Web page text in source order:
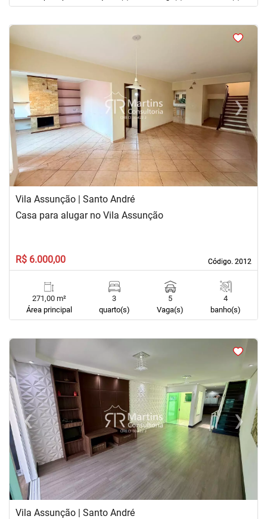
<
‹Previous ›Next
Vila Assunção | Santo André
Código. 2012
Código. 2012
Casa para alugar no Vila Assunção
R$ 6.000,00
271,00 m²
Área principal
3
quarto(s)
5
Vaga(s)
4
banho(s)
<
‹Previous ›Next
Vila Assunção | Santo André